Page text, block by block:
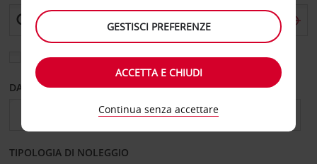
Scegli una località di riconsegna diversa
DAL GIORNO AL GIORNO
TIPOLOGIA DI NOLEGGIO
GESTISCI PREFERENZE
ACCETTA E CHIUDI
Continua senza accettare